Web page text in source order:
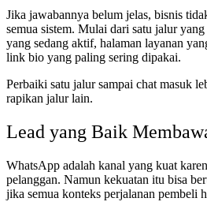
Jika jawabannya belum jelas, bisnis
semua sistem. Mulai dari satu jalur
yang sedang aktif, halaman layanan
link bio yang paling sering dipakai.
Perbaiki satu jalur sampai chat masuk
rapikan jalur lain.
Lead yang Baik
WhatsApp adalah kanal yang kuat
pelanggan. Namun kekuatan itu bisa
jika semua konteks perjalanan pembeli